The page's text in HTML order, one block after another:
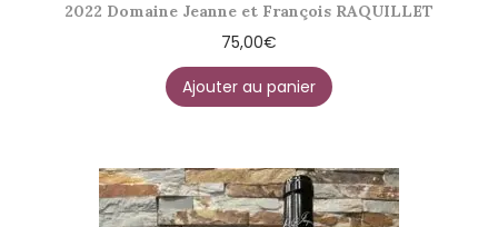
2022 Domaine Jeanne et François RAQUILLET
75,00€
Ajouter au panier